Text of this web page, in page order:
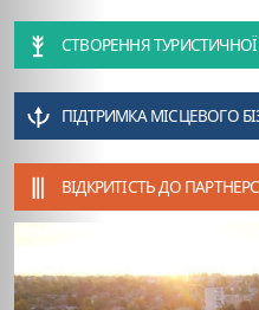
СТВОРЕННЯ
ПІДТРИМКА МІСЦЕВОГО
ВІДКРИТІСТЬ ДО